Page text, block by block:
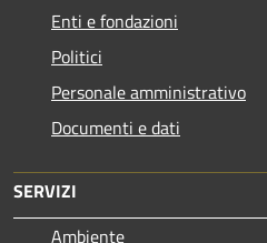
Enti e fondazioni
Politici
Personale amministrativo
Documenti e dati
SERVIZI
Ambiente